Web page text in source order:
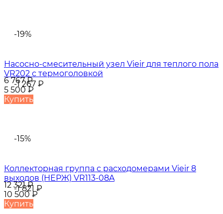
-19%
-1 267 ₽
Насосно-смесительный узел Vieir для теплого пола
VR202 с термоголовкой
6 767₽
5 500₽
Купить
-15%
-1 821 ₽
Коллекторная группа с расходомерами Vieir 8
выходов (НЕРЖ) VR113-08A
12 321₽
10 500₽
Купить